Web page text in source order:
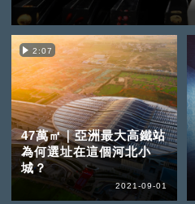
2:07
47萬㎡｜亞洲最大高鐵站
為何選址在這個河北小
城？
2021-09-01